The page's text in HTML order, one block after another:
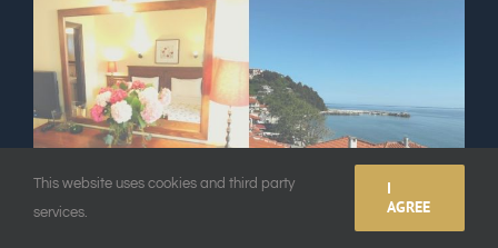
This website uses cookies and third party
services.
I
AGREE